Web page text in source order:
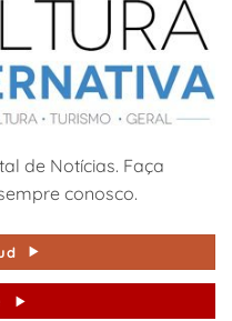
de Notícias. Faça
conosco.